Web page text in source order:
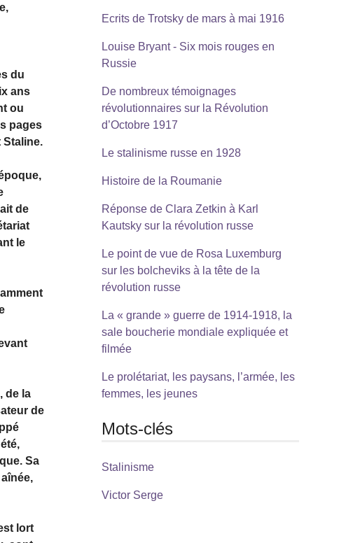
du
ans
ou
pages
Staline.
de
le
de la
de
Sa
lort
Ecrits de Trotsky de mars à mai 1916
Louise Bryant - Six mois rouges en
Russie
De nombreux témoignages
révolutionnaires sur la Révolution
d’Octobre 1917
Le stalinisme russe en 1928
Histoire de la Roumanie
Réponse de Clara Zetkin à Karl
Kautsky sur la révolution russe
Le point de vue de Rosa Luxemburg
sur les bolcheviks à la tête de la
révolution russe
La « grande » guerre de 1914-1918, la
sale boucherie mondiale expliquée et
filmée
Le prolétariat, les paysans, l’armée, les
femmes, les jeunes
Mots-clés
Stalinisme
Victor Serge